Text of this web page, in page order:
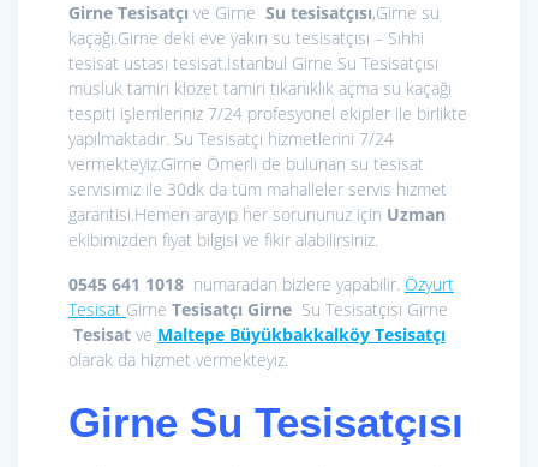
Girne Tesisatçı ve Girne Su tesisatçısı,Girne su
kaçağı.Girne deki eve yakın su tesisatçısı – Sıhhi
tesisat ustası tesisat.İstanbul Girne Su Tesisatçısı
musluk tamiri klozet tamiri tıkanıklık açma su kaçağı
tespiti işlemleriniz 7/24 profesyonel ekipler ile birlikte
yapılmaktadır. Su Tesisatçı hizmetlerini 7/24
vermekteyiz.Girne Ömerli de bulunan su tesisat
servisimiz ile 30dk da tüm mahalleler servis hizmet
garantisi.Hemen arayıp her sorununuz için Uzman
ekibimizden fiyat bilgisi ve fikir alabilirsiniz.
0545 641 1018 numaradan bizlere yapabilir. Özyurt
Tesisat Girne Tesisatçı Girne Su Tesisatçısı Girne
Tesisat ve Maltepe Büyükbakkalköy Tesisatçı
olarak da hizmet vermekteyiz.
Girne Su Tesisatçısı